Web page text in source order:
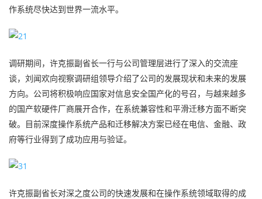
作系统尽快达到世界一流水平。
调研期间，许克振副省长一行与公司管理层进行了深入的交流座
谈，刘闻欢向视察调研组领导介绍了公司的发展现状和未来的发展
方向。公司将积极响应国家对信息安全国产化的号召，与越来越多
的国产软硬件厂商展开合作，在系统兼容性和平滑迁移方面不断突
破。目前深度操作系统产品和迁移解决方案已经在电信、金融、政
府等行业得到了成功应用与验证。
许克振副省长对深之度公司的快速发展和在操作系统领域取得的成